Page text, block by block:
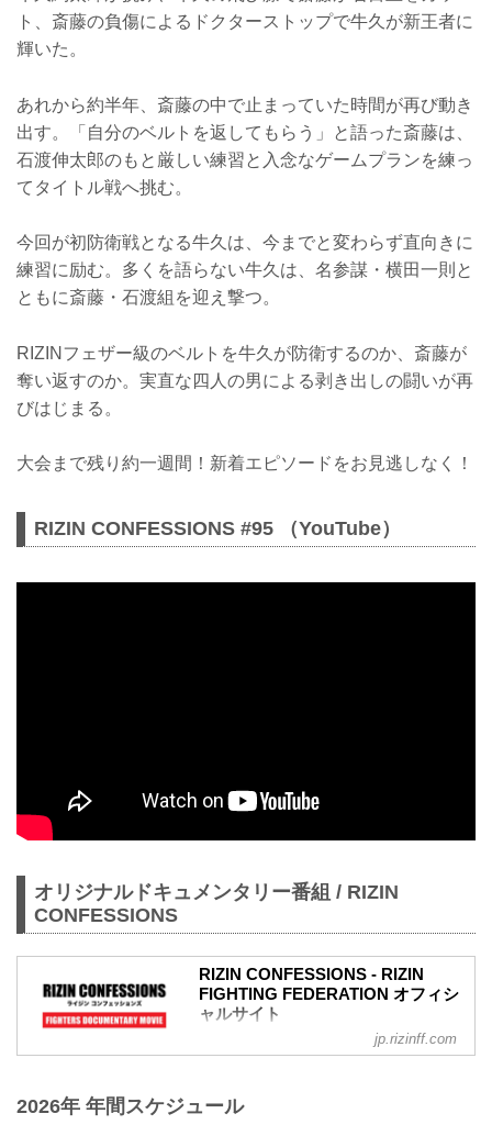
ト、斎藤の負傷によるドクターストップで牛久が新王者に
輝いた。
あれから約半年、斎藤の中で止まっていた時間が再び動き
出す。「自分のベルトを返してもらう」と語った斎藤は、
石渡伸太郎のもと厳しい練習と入念なゲームプランを練っ
てタイトル戦へ挑む。
今回が初防衛戦となる牛久は、今までと変わらず直向きに
練習に励む。多くを語らない牛久は、名参謀・横田一則と
ともに斎藤・石渡組を迎え撃つ。
RIZINフェザー級のベルトを牛久が防衛するのか、斎藤が
奪い返すのか。実直な四人の男による剥き出しの闘いが再
びはじまる。
大会まで残り約一週間！新着エピソードをお見逃しなく！
RIZIN CONFESSIONS #95 （YouTube）
オリジナルドキュメンタリー番組 / RIZIN
CONFESSIONS
RIZIN CONFESSIONS - RIZIN
FIGHTING FEDERATION オフィシ
ャルサイト
RIZIN CONFESSIONS の記事一覧 - 格闘
イジン ファイティング フェデレーショ
jp.rizinff.com
2026年 年間スケジュール